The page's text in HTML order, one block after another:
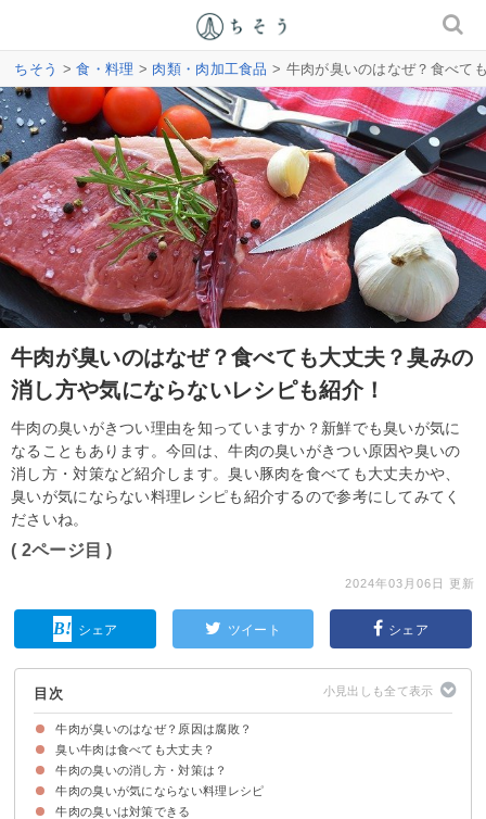
ちそう >食・料理 > 肉類・肉加工食品 > 牛肉が臭いのはなぜ？食べて
牛肉が臭いのはなぜ？食べても大丈夫？臭みの
消し方や気にならないレシピも紹介！
牛肉の臭いがきつい理由を知っていますか？新鮮でも臭いが気に
なることもあります。今回は、牛肉の臭いがきつい原因や臭いの
消し方・対策など紹介します。臭い豚肉を食べても大丈夫かや、
臭いが気にならない料理レシピも紹介するので参考にしてみてく
ださいね。
( 2ページ目 )
2024年03月06日 更新
シェア ツイート シェア
目次
牛肉が臭いのはなぜ？原因は腐敗？
①冷蔵庫の臭いが肉に移った
②もとから臭い個体
③オーストラリア産・ニュージーランド産の牛肉
④解凍した肉が臭い場合は冷凍焼けしている
⑤腐っている
臭い牛肉は食べても大丈夫？
腐っていなければ食べても問題ない
牛肉の臭いの消し方・対策は？
①ドリップを拭き取る
②ハーブやスパイスを使う
③酒に漬ける
④乳製品に漬ける
⑤重曹を使う
⑥お湯で洗う
⑦にんにくや玉ねぎに漬け込む
牛肉の臭いが気にならない料理レシピ
①牛肉とポテトの焼き肉のたれ炒め
②肉じゃが
③牛肉しぐれ煮
④牛ゴボウの甘辛炒め
⑤ビーフストロガノフ
⑥プルコギ
牛肉の臭いは対策できる